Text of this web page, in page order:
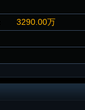
3290.00万